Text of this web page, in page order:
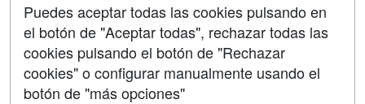
Grupo formazion:
Puedes aceptar todas las cookies pulsando en
el botón de "Aceptar todas", rechazar todas las
cookies pulsando el botón de "Rechazar
cookies" o configurar manualmente usando el
botón de "más opciones"